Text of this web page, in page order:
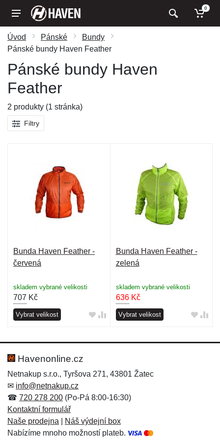
0
Úvod Pánské
Bundy
Pánské bundy Haven Feather
Pánské bundy Haven
Feather
2 produkty (1 stránka)
Filtry
Bunda Haven Feather -
červená
skladem vybrané velikosti
707 Kč
Vybrat velikost
Bunda Haven Feather -
zelená
skladem vybrané velikosti
636Kč
Vybrat velikost
Havenonline.cz
Netnakup s.r.o., Tyršova 271, 43801 Žatec
✉ info@netnakup.cz
☎ 720 278 200 (Po-Pá 8:00-16:30)
Kontaktní formulář
Naše prodejna
Náš výdejní box
Nabízíme mnoho možností plateb.